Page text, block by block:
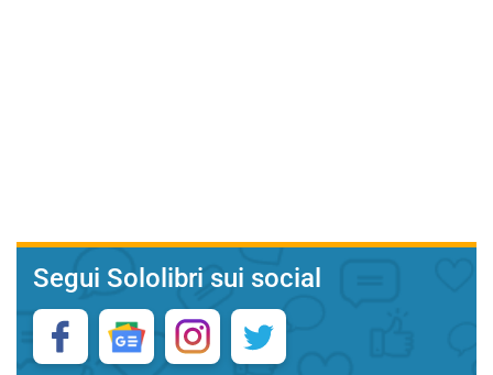
Segui Sololibri sui social